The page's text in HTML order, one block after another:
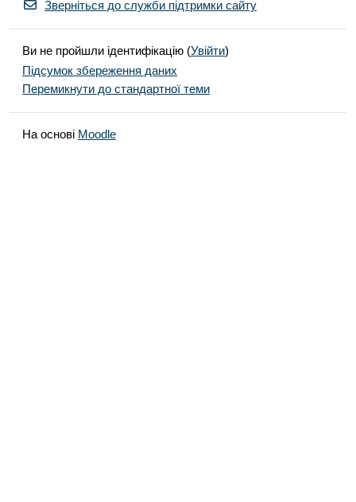
Зверніться до служби підтримки сайту
Ви не пройшли ідентифікацію (Увійти)
Підсумок збереження даних
Перемикнути до стандартної теми
На основі Moodle